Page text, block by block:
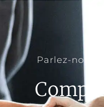
Parlez-nous